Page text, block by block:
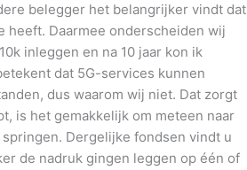
belegger het belangrijker vindt dat
Daarmee onderscheiden wij
inleggen en na 10 jaar kon ik
dat 5G-services kunnen
dus waarom wij niet. Dat zorgt
is het gemakkelijk om meteen naar
Dergelijke fondsen vindt u
de nadruk gingen leggen op één of